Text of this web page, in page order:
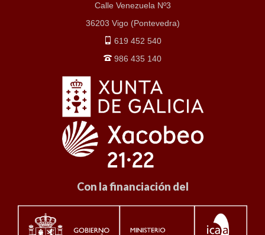
Calle Venezuela Nº3
36203 Vigo (Pontevedra)
619 452 540
986 435 140
Con la financiación del